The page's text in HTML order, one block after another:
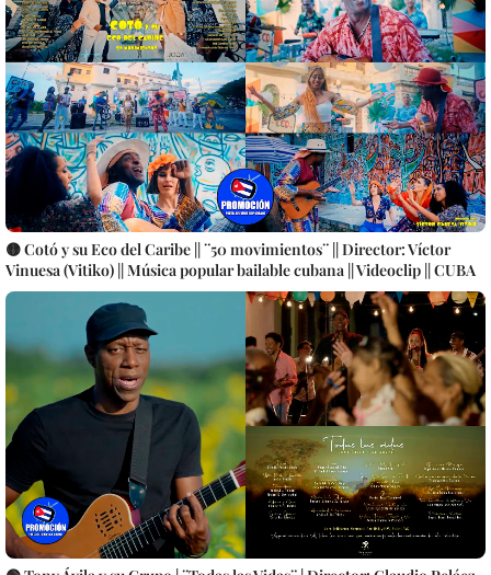
🟡 Cotó y su Eco del Caribe || ¨50 movimientos¨ || Director: Víctor
Vinuesa (Vitiko) || Música popular bailable cubana || Videoclip || CUBA